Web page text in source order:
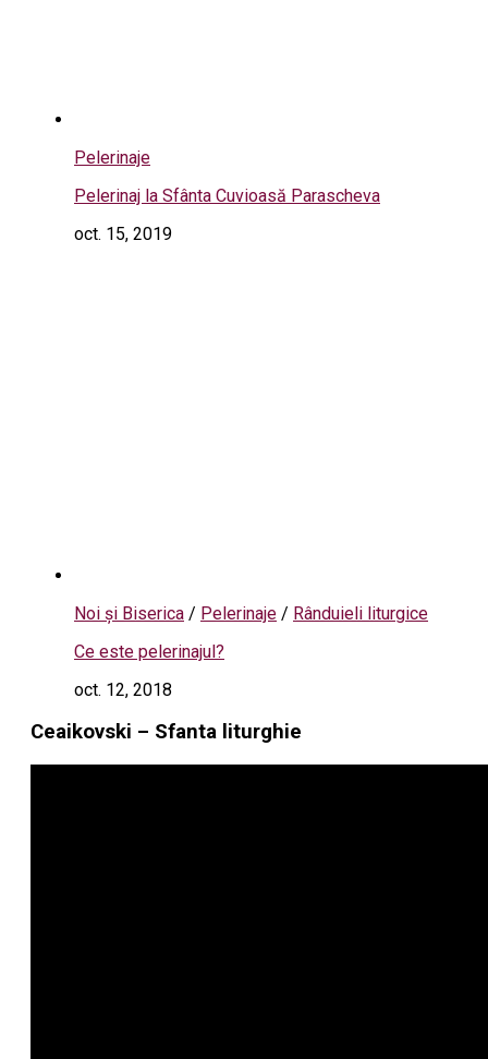
Pelerinaje
Pelerinaj la Sfânta Cuvioasă Parascheva
oct. 15, 2019
Noi și Biserica / Pelerinaje / Rânduieli liturgice
Ce este pelerinajul?
oct. 12, 2018
Ceaikovski – Sfanta liturghie